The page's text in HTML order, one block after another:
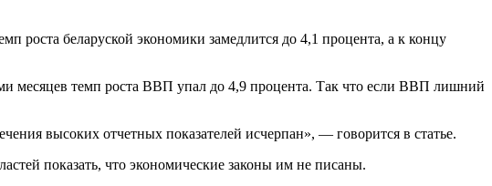
роста беларуской экономики замедлится до 4,1 процента, а к концу
месяцев темп роста ВВП упал до 4,9 процента. Так что если ВВП лишний
высоких отчетных показателей исчерпан», — говорится в статье.
показать, что экономические законы им не писаны.